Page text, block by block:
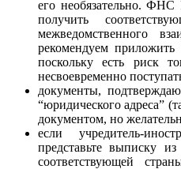
его необязательно. ФНС
получить
межведомственного
рекомендуем
поскольку есть риск
несвоевременно
документы,
“юридического адреса”
документом, но
если учредитель-
представьте выписку
соответствующей